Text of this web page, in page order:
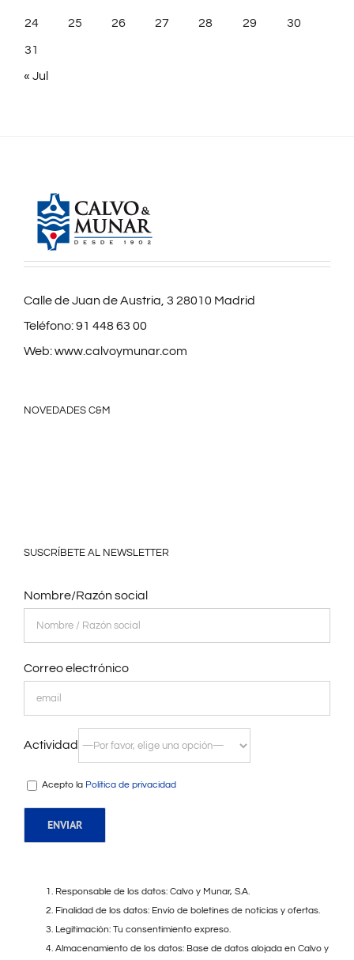
24 25 26 27 28 29 30
31
« Jul
Calle de Juan de Austria, 3 28010 Madrid
Teléfono:91 448 63 00
Web:www.calvoymunar.com
NOVEDADES C&M
SUSCRÍBETE AL NEWSLETTER
Nombre/Razón social
Correo electrónico
Actividad
Acepto la Política de privacidad
Responsable de los datos: Calvo y Munar, S.A.
Finalidad de los datos: Envío de boletines de noticias y ofertas.
Legitimación: Tu consentimiento expreso.
Almacenamiento de los datos: Base de datos alojada en Calvo y